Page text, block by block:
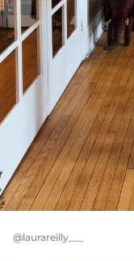
@laurareilly___